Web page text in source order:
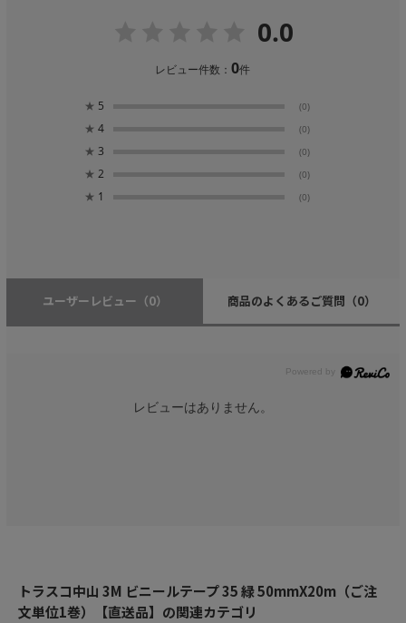
0.0
レビュー件数：0件
★ 5 (0)
★ 4 (0)
★ 3 (0)
★ 2 (0)
★ 1 (0)
ユーザーレビュー （0） 商品のよくあるご質問 （0）
レビューはありません。
トラスコ中山 3M ビニールテープ 35 緑 50mmX20m（ご注
文単位1巻）【直送品】の関連カテゴリ